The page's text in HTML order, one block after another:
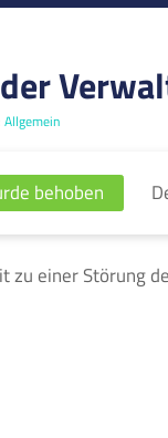
Allgemein
behoben
zu einer Störung